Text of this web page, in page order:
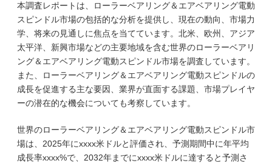
本調査レポートは、ローラーベアリング＆エアベアリング電動
スピンドル市場の包括的な分析を提供し、現在の動向、市場力
学、将来の見通しに焦点を当てています。北米、欧州、アジア
太平洋、新興市場などの主要地域を含む世界のローラーベアリ
ング＆エアベアリング電動スピンドル市場を調査しています。
また、ローラーベアリング＆エアベアリング電動スピンドルの
成長を促進する主な要因、業界が直面する課題、市場プレイヤ
ーの潜在的な機会についても考察しています。
世界のローラーベアリング＆エアベアリング電動スピンドル市
場は、2025年にxxxx米ドルと評価され、予測期間中に年平均
成長率xxxx%で、2032年までにxxxx米ドルに達すると予測さ